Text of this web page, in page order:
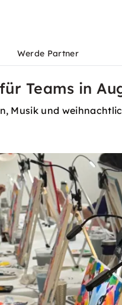
Werde Partner
Teams in
und